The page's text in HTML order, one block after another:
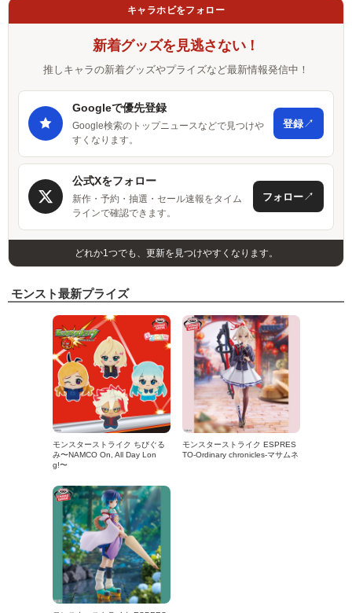
キャラホビをフォロー
新着グッズを見逃さない！
推しキャラの新着グッズやプライズなど最新情報発信中！
Googleで優先登録
Google検索のトップニュースなどで見つけや
すくなります。
登録↗
公式Xをフォロー
新作・予約・抽選・セール速報をタイム
ラインで確認できます。
フォロー↗
どれか1つでも、更新を見つけやすくなります。
モンスト最新プライズ
モンスターストライク ちびぐる
み〜NAMCO On, All Day Lon
g!〜
モンスターストライク ESPRES
TO-Ordinary chronicles-マサムネ